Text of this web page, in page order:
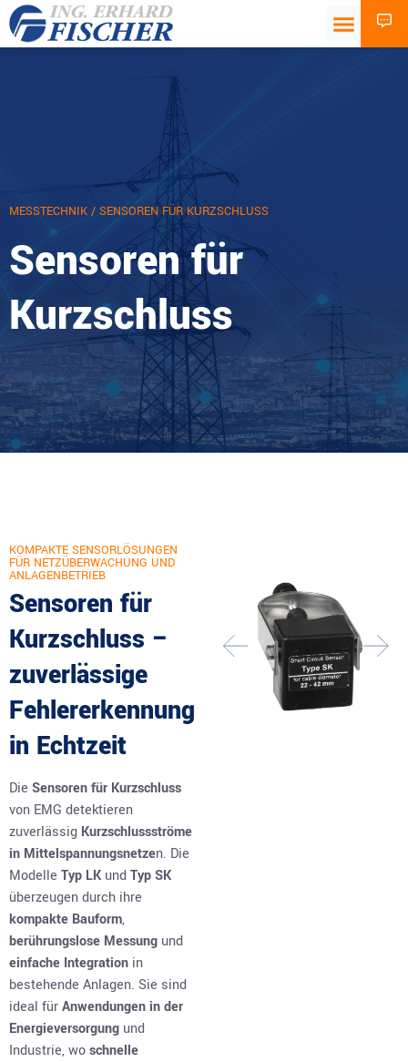
MESSTECHNIK / SENSOREN FÜR KURZSCHLUSS
Sensoren für
Kurzschluss
KOMPAKTE SENSORLÖSUNGEN
FÜR NETZÜBERWACHUNG UND
ANLAGENBETRIEB
Sensoren für
Kurzschluss –
zuverlässige
Fehlererkennung
in Echtzeit
Die Sensoren für Kurzschluss
von EMG detektieren
zuverlässig Kurzschlussströme
in Mittelspannungsnetzen. Die
Modelle Typ LK und Typ SK
überzeugen durch ihre
kompakte Bauform,
berührungslose Messung und
einfache Integration in
bestehende Anlagen. Sie sind
ideal fürAnwendungen in der
Energieversorgung und
Industrie, woschnelle